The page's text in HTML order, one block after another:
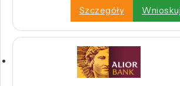
Szczegóły